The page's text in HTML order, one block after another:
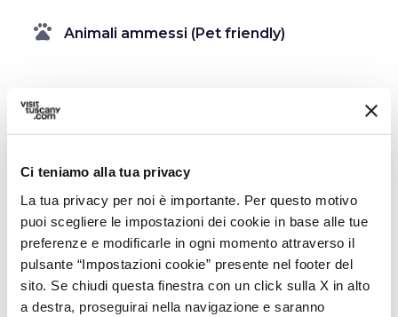
Ci teniamo alla tua privacy
La tua privacy per noi è importante. Per questo motivo
puoi scegliere le impostazioni dei cookie in base alle tue
preferenze e modificarle in ogni momento attraverso il
pulsante “Impostazioni cookie” presente nel footer del
sito. Se chiudi questa finestra con un click sulla X in alto
a destra, proseguirai nella navigazione e saranno
pets Animali ammessi (Pet friendly)